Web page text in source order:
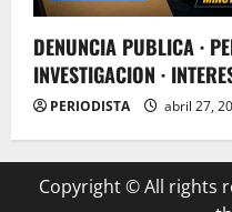
DENUNCIA PUBLICA ·
INVESTIGACION ·
PERIODISTA abril 27,
Copyright © All rights